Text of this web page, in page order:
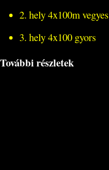
2. hely 4x100m vegyes
3. hely 4x100 gyors
További részletek